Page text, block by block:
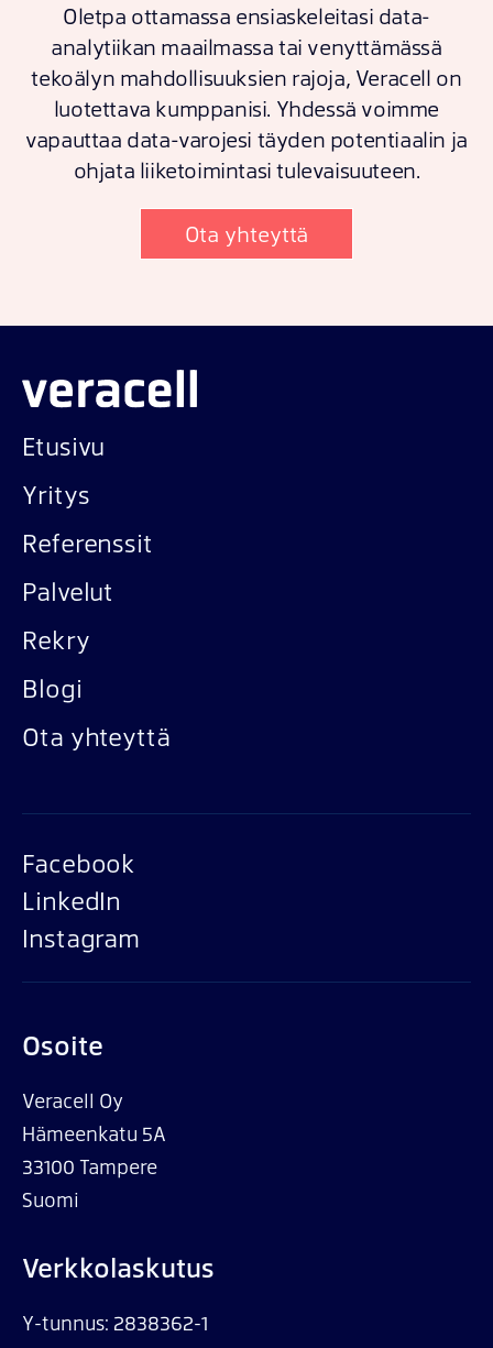
Oletpa ottamassa ensiaskeleitasi data-
analytiikan maailmassa tai venyttämässä
tekoälyn mahdollisuuksien rajoja, Veracell on
luotettava kumppanisi. Yhdessä voimme
vapauttaa data-varojesi täyden potentiaalin ja
ohjata liiketoimintasi tulevaisuuteen.
Ota yhteyttä
Etusivu
Yritys
Referenssit
Palvelut
Rekry
Blogi
Ota yhteyttä
Facebook
LinkedIn
Instagram
Osoite
Veracell Oy
Hämeenkatu 5A
33100 Tampere
Suomi
Verkkolaskutus
Y-tunnus: 2838362-1